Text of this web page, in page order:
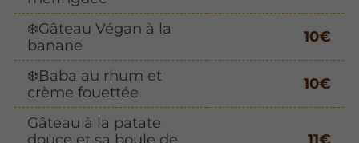
❄️Gâteau Végan à la
banane
10€
❄️Baba au rhum et
crème fouettée
10€
Gâteau à la patate